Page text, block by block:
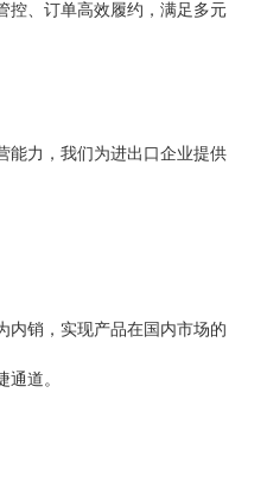
控、订单高效履约，满足多元
能力，我们为进出口企业提供
内销，实现产品在国内市场的
道。